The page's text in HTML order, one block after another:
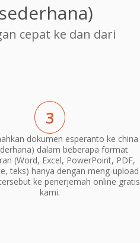
cepat ke dan dari
3
dokumen esperanto ke china
dalam beberapa format
(Word, Excel, PowerPoint, PDF,
teks) hanya dengan meng-upload
ke penerjemah online gratis
kami.